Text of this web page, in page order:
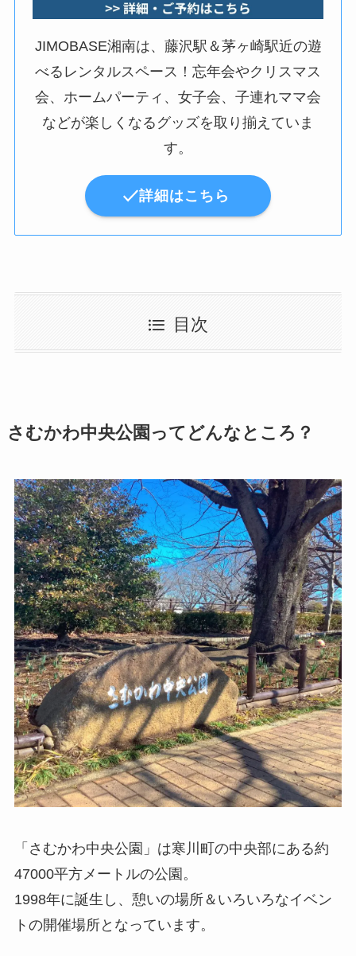
JIMOBASE湘南は、藤沢駅＆茅ヶ崎駅近の遊
べるレンタルスペース！忘年会やクリスマス
会、ホームパーティ、女子会、子連れママ会
などが楽しくなるグッズを取り揃えていま
す。
詳細はこちら
目次
さむかわ中央公園ってどんなところ？
「さむかわ中央公園」は寒川町の中央部にある約
47000平方メートルの公園。
1998年に誕生し、憩いの場所＆いろいろなイベン
トの開催場所となっています。